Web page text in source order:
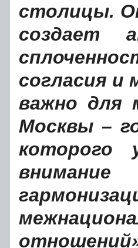
столицы.
создает
согласия и
важно для
Москвы –
которого